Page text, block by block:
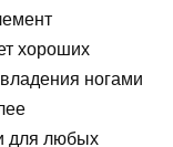
хороших
ногами
для любых